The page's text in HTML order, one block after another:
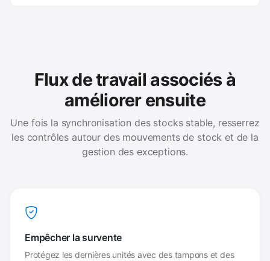
Flux de travail associés à
améliorer ensuite
Une fois la synchronisation des stocks stable, resserrez
les contrôles autour des mouvements de stock et de la
gestion des exceptions.
Empêcher la survente
Protégez les dernières unités avec des tampons et des